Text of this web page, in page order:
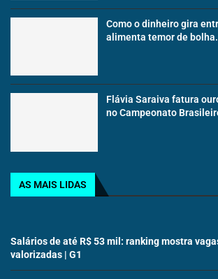
Como o dinheiro gira
alimenta temor de
Flávia Saraiva fatura
no Campeonato
AS MAIS LIDAS
Salários de até R$ 53 mil: ranking mostra
valorizadas | G1